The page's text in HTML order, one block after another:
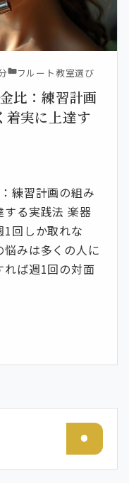
フルート教室選び
比：練習計画
着実に上達す
練習計画の組み
する実践法 楽器
回しか取れな
みは多くの人に
れば週1回の対面